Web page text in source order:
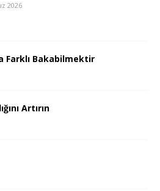
2026
Farklı Bakabilmektir
Artırın